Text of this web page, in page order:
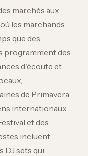
marchés aux
les marchands
que des
programment des
d'écoute et
de Primavera
internationaux
et des
incluent
DJ sets qui